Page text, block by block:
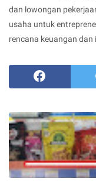
dan lowongan
usaha untuk
rencana keuangan